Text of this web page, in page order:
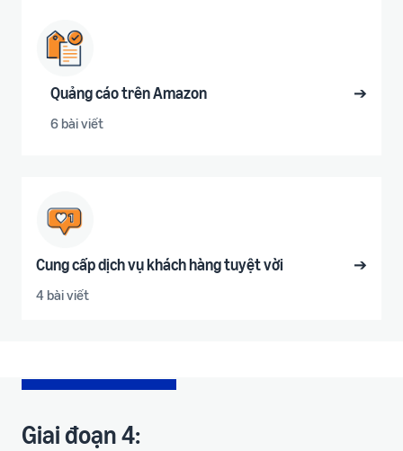
Quảng cáo trên Amazon
6 bài viết
➔
Cung cấp dịch vụ khách hàng tuyệt vời
4 bài viết
➔
Giai đoạn 4: